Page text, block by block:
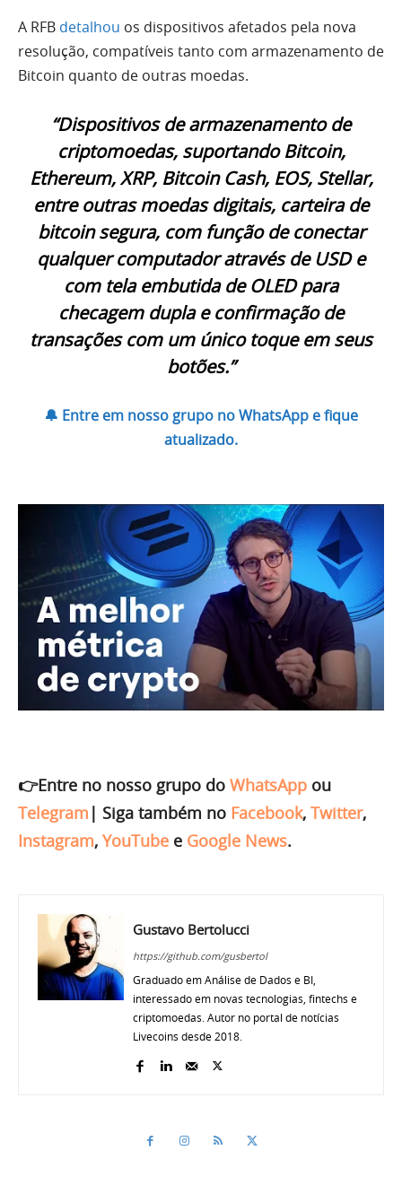
A RFB detalhou os dispositivos afetados pela nova
resolução, compatíveis tanto com armazenamento de
Bitcoin quanto de outras moedas.
“Dispositivos de armazenamento de
criptomoedas, suportando Bitcoin,
Ethereum, XRP, Bitcoin Cash, EOS, Stellar,
entre outras moedas digitais, carteira de
bitcoin segura, com função de conectar
qualquer computador através de USD e
com tela embutida de OLED para
checagem dupla e confirmação de
transações com um único toque em seus
botões.”
🔔 Entre em nosso grupo no WhatsApp e fique
atualizado.
👉Entre no nosso grupo do WhatsApp ou
Telegram | Siga também no Facebook, Twitter,
Instagram, YouTube e Google News.
Gustavo Bertolucci
https://github.com/gusbertol
Graduado em Análise de Dados e BI,
interessado em novas tecnologias, fintechs e
criptomoedas. Autor no portal de notícias
Livecoins desde 2018.